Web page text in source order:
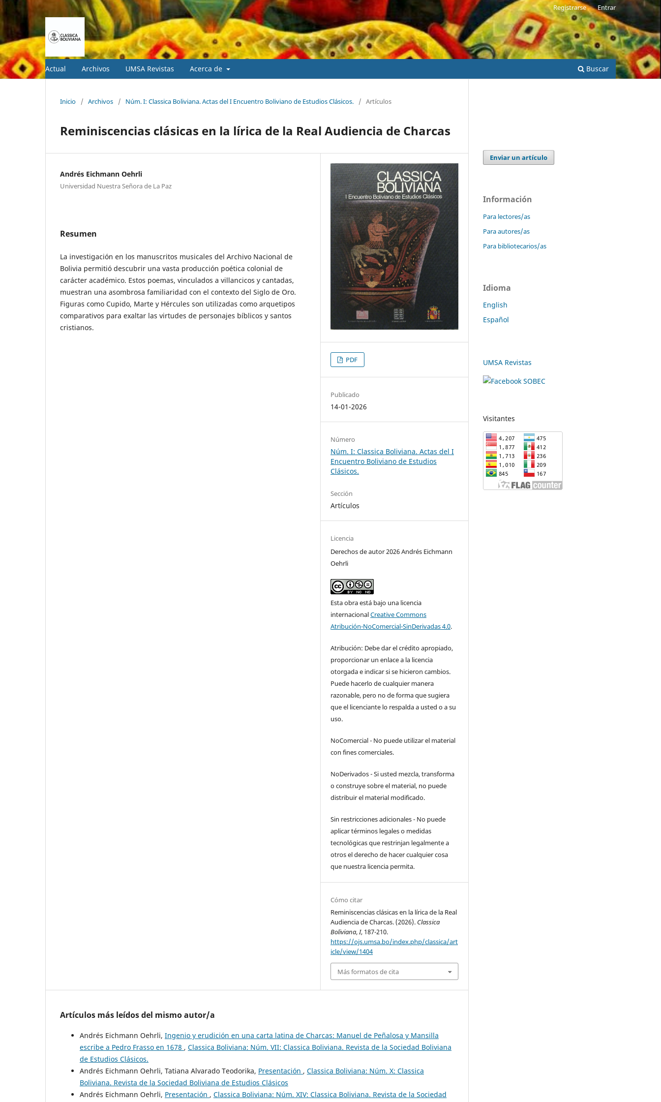
Actual Archivos UMSA Revistas Acerca de Buscar
Registrarse Entrar
Inicio / Archivos / Núm. I: Classica Boliviana. Actas del I Encuentro Boliviano de Estudios Clásicos. / Artículos
Reminiscencias clásicas en la lírica de la Real Audiencia de Charcas
Andrés Eichmann Oehrli
Universidad Nuestra Señora de La Paz
Resumen
La investigación en los manuscritos musicales del Archivo Nacional de
Bolivia permitió descubrir una vasta producción poética colonial de
carácter académico. Estos poemas, vinculados a villancicos y cantadas,
muestran una asombrosa familiaridad con el contexto del Siglo de Oro.
Figuras como Cupido, Marte y Hércules son utilizadas como arquetipos
comparativos para exaltar las virtudes de personajes bíblicos y santos
cristianos.
PDF
Publicado
14-01-2026
Número
Núm. I: Classica Boliviana. Actas del I
Encuentro Boliviano de Estudios
Clásicos.
Sección
Artículos
Licencia
Derechos de autor 2026 Andrés Eichmann
Oehrli
Esta obra está bajo una licencia
internacionalCreative Commons
Atribución-NoComercial-SinDerivadas 4.0.
Atribución: Debe dar el crédito apropiado,
proporcionar un enlace a la licencia
otorgada e indicar si se hicieron cambios.
Puede hacerlo de cualquier manera
razonable, pero no de forma que sugiera
que el licenciante lo respalda a usted o a su
uso.
NoComercial - No puede utilizar el material
con fines comerciales.
NoDerivados - Si usted mezcla, transforma
o construye sobre el material, no puede
distribuir el material modificado.
Sin restricciones adicionales - No puede
aplicar términos legales o medidas
tecnológicas que restrinjan legalmente a
otros el derecho de hacer cualquier cosa
que nuestra licencia permita.
Cómo citar
Reminiscencias clásicas en la lírica de la Real
Audiencia de Charcas. (2026). Classica
Boliviana,I, 187-210.
https://ojs.umsa.bo/index.php/classica/art
icle/view/1404
Más formatos de cita
Artículos más leídos del mismo autor/a
Andrés Eichmann Oehrli, Ingenio y erudición en una carta latina de Charcas: Manuel de Peñalosa y Mansilla
escribe a Pedro Frasso en 1678 , Classica Boliviana: Núm. VII: Classica Boliviana. Revista de la Sociedad Boliviana
de Estudios Clásicos.
Andrés Eichmann Oehrli, Tatiana Alvarado Teodorika, Presentación , Classica Boliviana: Núm. X: Classica
Boliviana. Revista de la Sociedad Boliviana de Estudios Clásicos
Andrés Eichmann Oehrli, Presentación , Classica Boliviana: Núm. XIV: Classica Boliviana. Revista de la Sociedad
Enviar un artículo
Información
Para lectores/as
Para autores/as
Para bibliotecarios/as
Idioma
English
Español
UMSA Revistas
Visitantes